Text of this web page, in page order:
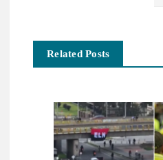
a
c
Related Posts